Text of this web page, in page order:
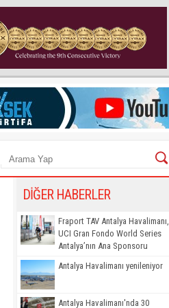
DİĞER HABERLER
Fraport TAV Antalya Havalimanı,
UCI Gran Fondo World Series
Antalya’nın Ana Sponsoru
Antalya Havalimanı yenileniyor
Antalya Havalimanı'nda 30